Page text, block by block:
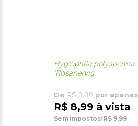
Hygrophila polysperma
'Rosanervig'
De R$ 9,99 por apenas
R$ 8,99 à vista
Sem impostos: R$ 9,99